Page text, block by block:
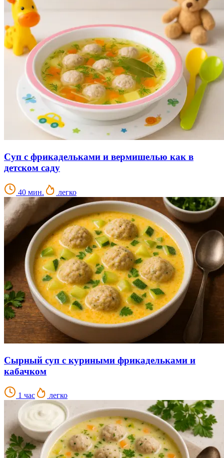
Суп с фрикадельками и вермишелью как в
детском саду
40 мин. легко
Сырный суп с куриными фрикадельками и
кабачком
1 час легко